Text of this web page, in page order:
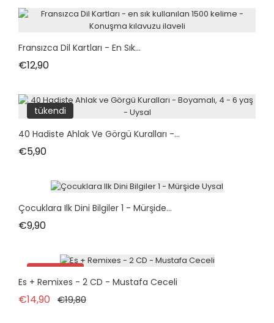
Fransızca Dil Kartları - En Sık...
€12,90Fiyat
tükendi
40 Hadiste Ahlak Ve Görgü Kuralları -...
€5,90Fiyat
Çocuklara Ilk Dini Bilgiler 1 - Mürşide...
€9,90Fiyat
İndirimde!
Es + Remixes - 2 CD - Mustafa Ceceli
€14,90 Normal fiyat
€19,80Fiyat